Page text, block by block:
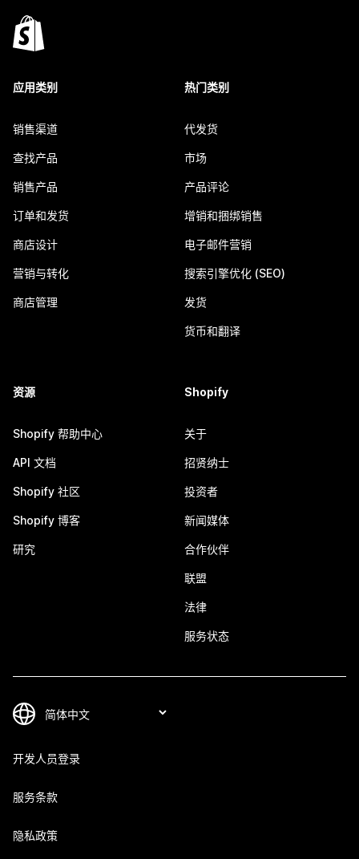
应用类别
销售渠道
查找产品
销售产品
订单和发货
商店设计
营销与转化
商店管理
热门类别
代发货
市场
产品评论
增销和捆绑销售
电子邮件营销
搜索引擎优化 (SEO)
发货
货币和翻译
资源
Shopify 帮助中心
API 文档
Shopify 社区
Shopify 博客
研究
Shopify
关于
招贤纳士
投资者
新闻媒体
合作伙伴
联盟
法律
服务状态
开发人员登录
服务条款
隐私政策